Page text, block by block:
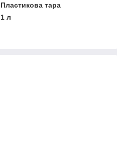
Пластикова тара
1 л